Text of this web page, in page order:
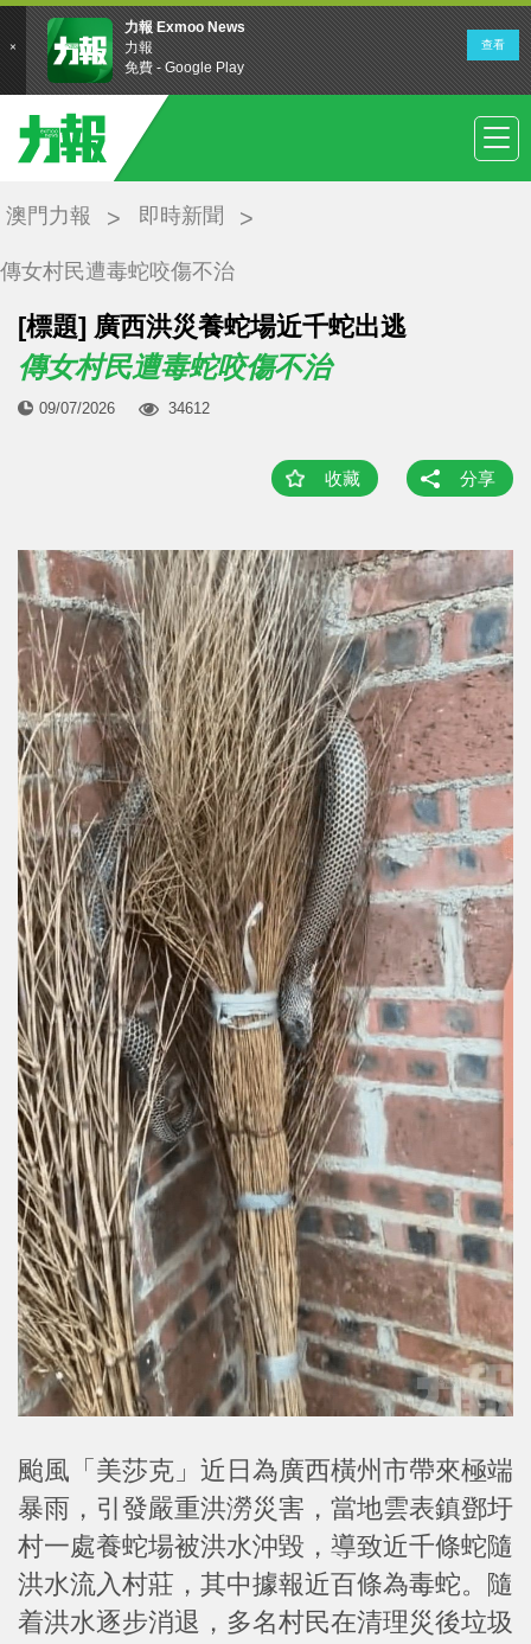
澳門力報 即時新聞
傳女村民遭毒蛇咬傷不治
[標題] 廣西洪災養蛇場近千蛇出逃
傳女村民遭毒蛇咬傷不治
09/07/2026 34612
收藏 分享
颱風「美莎克」近日為廣西橫州市帶來極端
暴雨，引發嚴重洪澇災害，當地雲表鎮鄧圩
村一處養蛇場被洪水沖毀，導致近千條蛇隨
洪水流入村莊，其中據報近百條為毒蛇。隨
着洪水逐步消退，多名村民在清理災後垃圾